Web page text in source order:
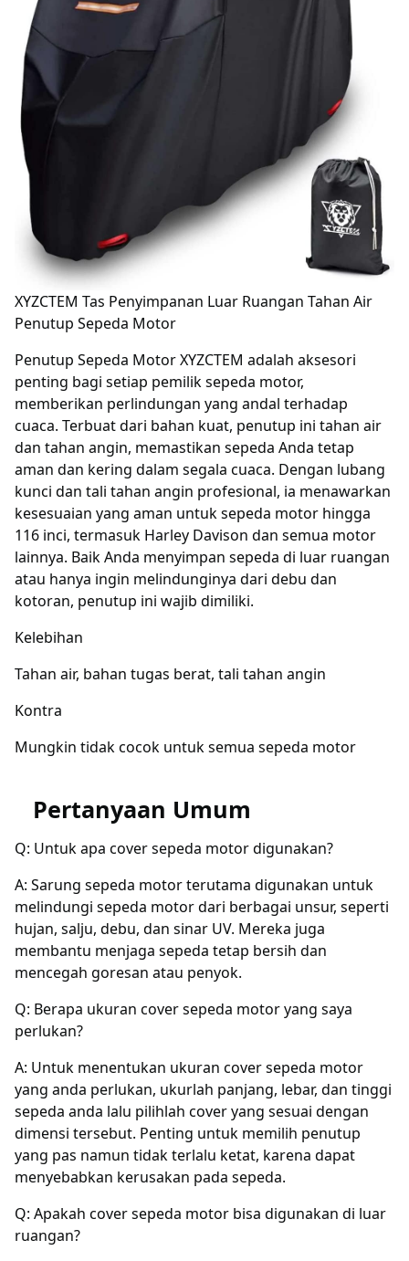
XYZCTEM Tas Penyimpanan Luar Ruangan Tahan Air
Penutup Sepeda Motor
Penutup Sepeda Motor XYZCTEM adalah aksesori
penting bagi setiap pemilik sepeda motor,
memberikan perlindungan yang andal terhadap
cuaca. Terbuat dari bahan kuat, penutup ini tahan air
dan tahan angin, memastikan sepeda Anda tetap
aman dan kering dalam segala cuaca. Dengan lubang
kunci dan tali tahan angin profesional, ia menawarkan
kesesuaian yang aman untuk sepeda motor hingga
116 inci, termasuk Harley Davison dan semua motor
lainnya. Baik Anda menyimpan sepeda di luar ruangan
atau hanya ingin melindunginya dari debu dan
kotoran, penutup ini wajib dimiliki.
Kelebihan
Tahan air, bahan tugas berat, tali tahan angin
Kontra
Mungkin tidak cocok untuk semua sepeda motor
Pertanyaan Umum
Q: Untuk apa cover sepeda motor digunakan?
A: Sarung sepeda motor terutama digunakan untuk
melindungi sepeda motor dari berbagai unsur, seperti
hujan, salju, debu, dan sinar UV. Mereka juga
membantu menjaga sepeda tetap bersih dan
mencegah goresan atau penyok.
Q: Berapa ukuran cover sepeda motor yang saya
perlukan?
A: Untuk menentukan ukuran cover sepeda motor
yang anda perlukan, ukurlah panjang, lebar, dan tinggi
sepeda anda lalu pilihlah cover yang sesuai dengan
dimensi tersebut. Penting untuk memilih penutup
yang pas namun tidak terlalu ketat, karena dapat
menyebabkan kerusakan pada sepeda.
Q: Apakah cover sepeda motor bisa digunakan di luar
ruangan?